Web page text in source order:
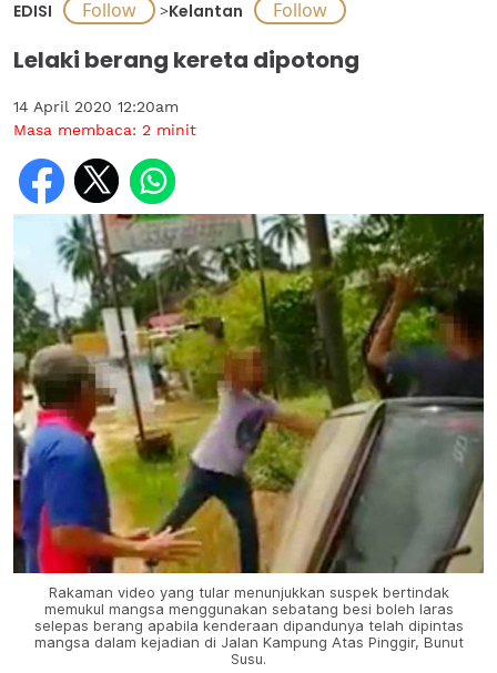
EDISI >Kelantan
Lelaki berang kereta dipotong
14 April 2020 12:20am
Masa membaca: 2 minit
Rakaman video yang tular menunjukkan suspek bertindak
memukul mangsa menggunakan sebatang besi boleh laras
selepas berang apabila kenderaan dipandunya telah dipintas
mangsa dalam kejadian di Jalan Kampung Atas Pinggir, Bunut
Susu.